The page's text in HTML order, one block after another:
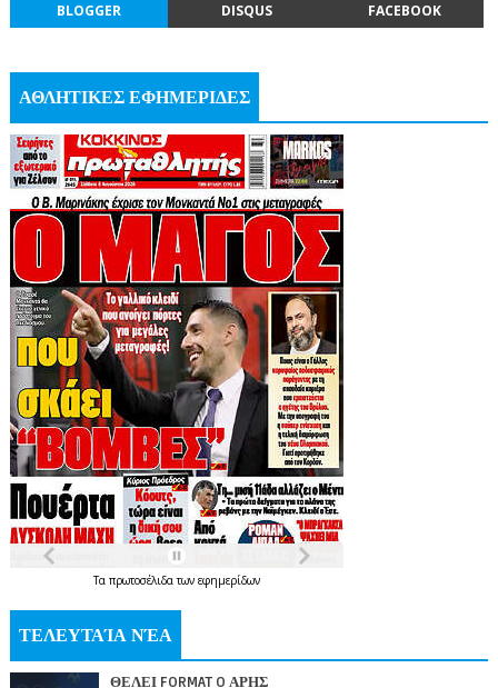
BLOGGER DISQUS FACEBOOK
ΑΘΛΗΤΙΚΕΣ ΕΦΗΜΕΡΙΔΕΣ
Τα πρωτοσέλιδατων εφημερίδων
ΤΕΛΕΥΤΑΊΑ ΝΈΑ
ΘΕΛΕΙ FORMAT O ΑΡΗΣ